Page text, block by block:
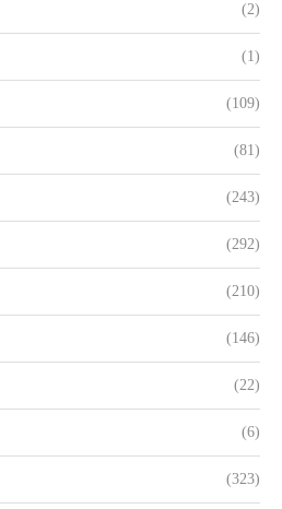
(2)
(1)
(109)
(81)
(243)
(292)
(210)
(146)
(22)
(6)
(323)